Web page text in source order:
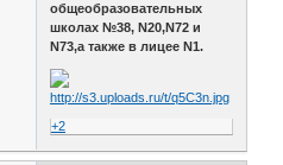
общеобразовательных
школах №38, N20,N72 и
N73,а также в лицее N1.
+2